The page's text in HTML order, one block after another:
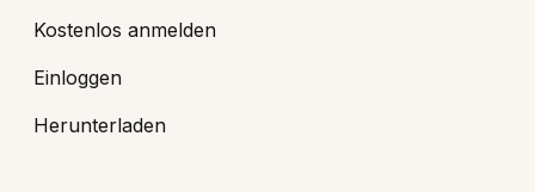
Kostenlos anmelden
Einloggen
Herunterladen